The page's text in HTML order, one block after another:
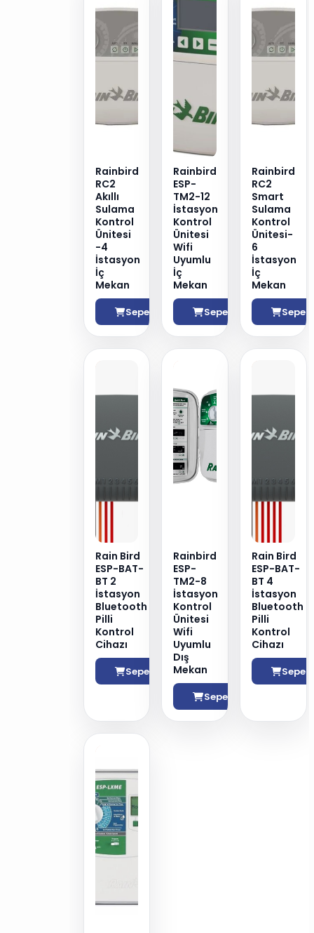
Rainbird
RC2
Akıllı
Sulama
Kontrol
Ünitesi
-4
İstasyon
İç
Mekan
Sepete Ekle
Rainbird
ESP-
TM2-12
İstasyon
Kontrol
Ünitesi
Wifi
Uyumlu
İç
Mekan
Sepete Ekle
Rainbird
RC2
Smart
Sulama
Kontrol
Ünitesi-
6
İstasyon
İç
Mekan
Rain Bird
ESP-BAT-
BT 2
İstasyon
Bluetooth
Pilli
Kontrol
Cihazı
Sepete Ekle
Rainbird
ESP-
TM2-8
İstasyon
Kontrol
Ünitesi
Wifi
Uyumlu
Dış
Mekan
Sepete Ekle
Rain Bird
ESP-BAT-
BT 4
İstasyon
Bluetooth
Pilli
Kontrol
Cihazı